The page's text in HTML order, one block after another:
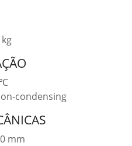
condensing
mm